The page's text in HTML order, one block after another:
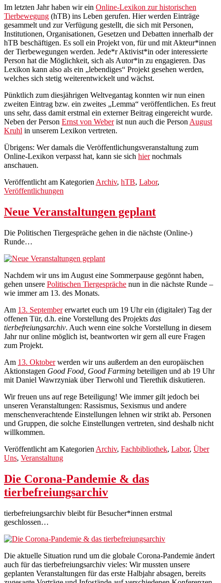
Im letzten Jahr haben wir ein Online-Lexikon zur historischen
Tierbewegung (hTB) ins Leben gerufen. Hier werden Einträge
gesammelt und zur Verfügung gestellt, die sich mit Personen,
Institutionen, Organisationen, Gesetzen und Debatten innerhalb der
hTB beschäftigen. Es soll ein Projekt von, für und mit Akteur*innen
der Tierbewegungen werden. Jede*r Aktivist*in oder interessierte
Person hat die Möglichkeit, sich als Autor*in zu engagieren. Das
Lexikon kann also als ein „lebendiges“ Projekt gesehen werden,
welches sich stetig weiterentwickelt und wächst.
Pünktlich zum diesjährigen Weltvegantag konnten wir nun einen
zweiten Eintrag bzw. ein zweites „Lemma“ veröffentlichen. Es freut
uns sehr, dass damit erstmal ein externer Beitrag eingereicht wurde.
Neben der Person Ernst von Weberist nun auch die Person August
Kruhl in unserem Lexikon vertreten.
Übrigens: Wer damals die Veröffentlichungsveranstaltung zum
Online-Lexikon verpasst hat, kann sie sich hiernochmals
anschauen.
Veröffentlicht am Kategorien Archiv, hTB, Labor,
Veröffentlichungen
Neue Veranstaltungen geplant
Die Politischen Tiergespräche gehen in die nächste (Online-)
Runde…
Nachdem wir uns im August eine Sommerpause gegönnt haben,
gehen unsere Politischen Tiergespräche nun in die nächste Runde –
wie immer am 13. des Monats.
Am 13. Septembererwartet euch um 19 Uhr ein (digitaler) Tag der
offenen Tür, d.h. eine Vorstellung des Projekts das
tierbefreiungsarchiv. Auch wenn eine solche Vorstellung in diesem
Jahr nur online möglich ist, beantworten wir gern all eure Fragen
zum Projekt.
Am 13. Oktoberwerden wir uns außerdem an den europäischen
Aktionstagen Good Food, Good Farming beteiligen und ab 19 Uhr
mit Daniel Wawrzyniak über Tierwohl und Tierethik diskutieren.
Wir freuen uns auf rege Beteiligung! Wie immer gilt jedoch bei
unseren Veranstaltungen: Rassismus, Sexismus und andere
menschenverachtende Einstellungen lehnen wir strikt ab. Personen
und Gruppen, die solche Einstellungen vertreten, sind deshalb nicht
willkommen.
Veröffentlicht am Kategorien Archiv, Fachbibliothek, Labor, Über
Uns, Veranstaltung
Die Corona-Pandemie & das
tierbefreiungsarchiv
tierbefreiungsarchiv bleibt für Besucher*innen erstmal
geschlossen…
Die aktuelle Situation rund um die globale Corona-Pandemie ändert
auch für das tierbefreiungsarchiv vieles: Wir mussten unsere
geplanten Veranstaltungen für das erste Halbjahr absagen, bereits